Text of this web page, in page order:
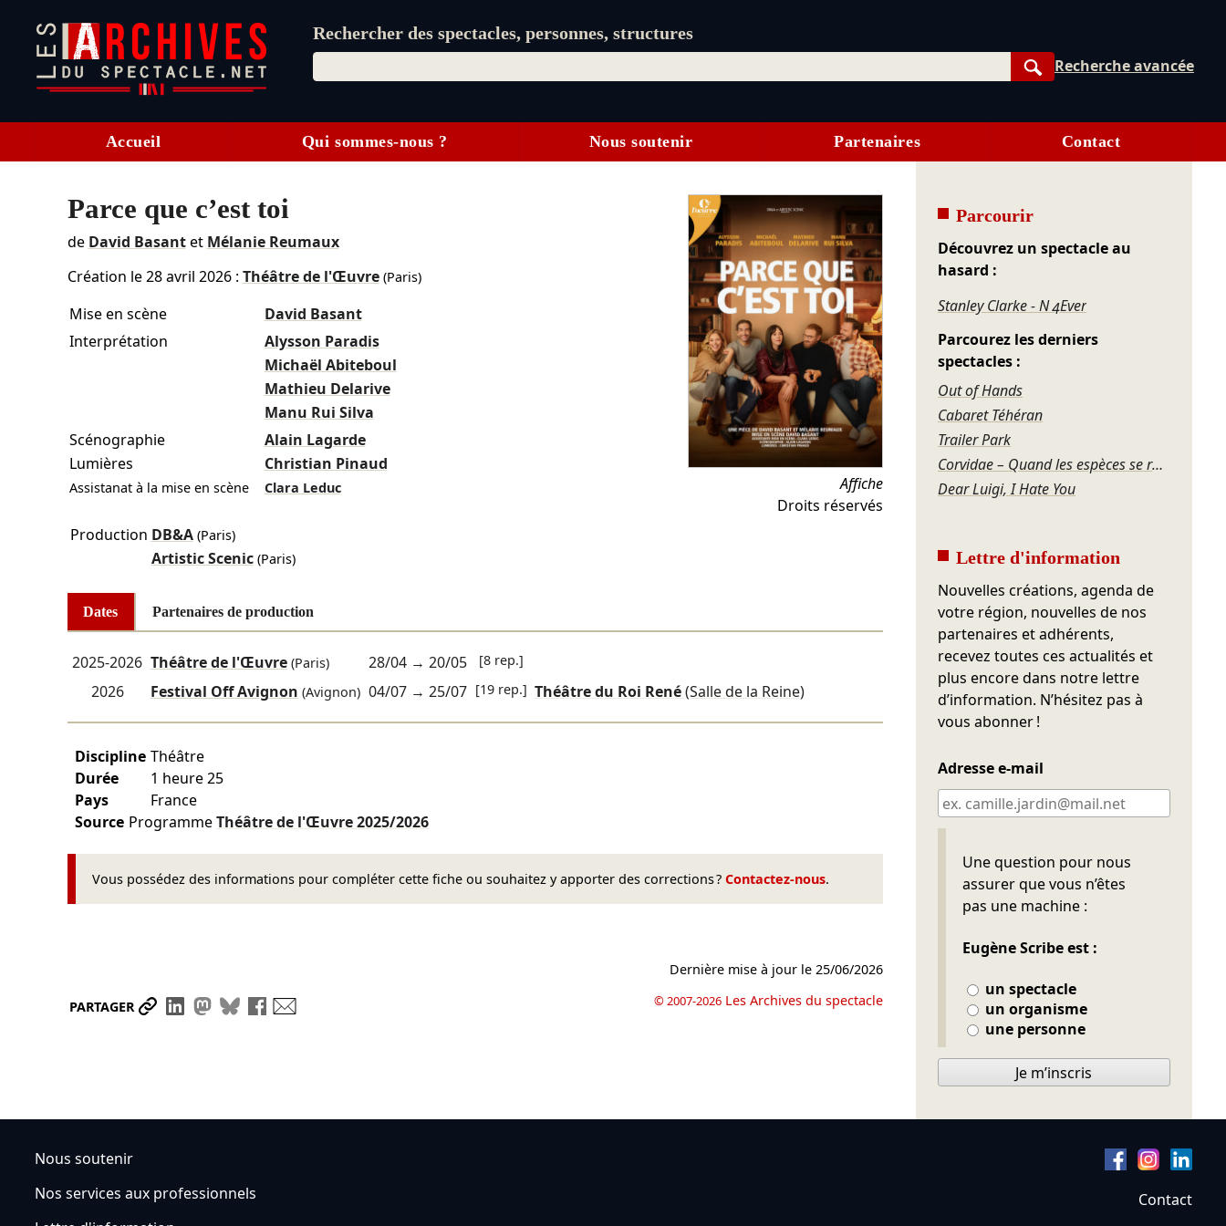
Rechercher des spectacles, personnes, structures
Rechercher
Recherche avancée
Accueil Qui sommes-nous ? Nous soutenir Partenaires Contact
Affiche
Droits réservés
Parce que c’est toi
de David Basantet Mélanie Reumaux
Création le28 avril 2026: Théâtre de l'Œuvre(Paris)
Mise en scène
David Basant
Interprétation
Alysson Paradis
Michaël Abiteboul
Mathieu Delarive
Manu Rui Silva
Scénographie
Alain Lagarde
Lumières
Christian Pinaud
Assistanat à la mise en scène Clara Leduc
Production DB&A(Paris)
Artistic Scenic(Paris)
Dates Partenaires de production
2025-2026 Théâtre de l'Œuvre(Paris) 28/04→ 20/05 [8 rep.]
2026 Festival Off Avignon (Avignon) 04/07→ 25/07 [19 rep.] Théâtre du Roi René(Salle de la Reine)
Discipline Théâtre
Durée
1 heure 25
Pays
France
Source ProgrammeThéâtre de l'Œuvre2025/2026
Vous possédez des informations pour compléter cette fiche ou souhaitez y apporter des corrections ? Contactez-nous.
PARTAGER Partager le lien
Partager sur LinkedIn
Partager sur Mastodon
Partager sur Bluesky
Partager sur Facebook
Dernière mise à jour le25/06/2026
© 2007-2026 Les Archives du spectacle
Parcourir
Découvrez un spectacle au
hasard :
Stanley Clarke - N 4Ever
Parcourez les derniers
spectacles :
Out of Hands
Cabaret Téhéran
Trailer Park
Corvidae – Quand les espèces se regardent
Dear Luigi, I Hate You
Lettre d'information
Nouvelles créations, agenda de
votre région, nouvelles de nos
partenaires et adhérents,
recevez toutes ces actualités et
plus encore dans notre lettre
d’information. N’hésitez pas à
vous abonner !
Adresse e-mail
Une question pour nous
assurer que vous n’êtes
pas une machine :
Eugène Scribe est :
un spectacle
un organisme
une personne
Ne pas remplir
Je m’inscris
Nous soutenir
Nos services aux professionnels
Contact